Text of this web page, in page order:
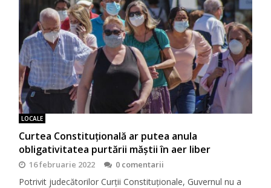
LOCALE
Curtea Constituțională ar putea anula
obligativitatea purtării măștii în aer liber
16 februarie 2022 0 comentarii
Potrivit judecătorilor Curții Constituționale, Guvernul nu a